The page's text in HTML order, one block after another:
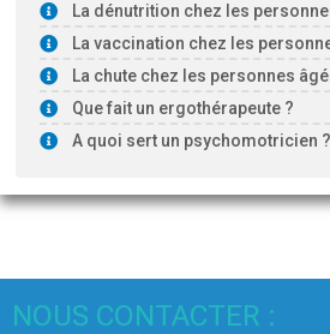
La dénutrition chez les
La vaccination chez les
La chute chez les personnes
Que fait un ergothérapeute ?
A quoi sert un psychomotricien ?
NOUS CONTACTER :